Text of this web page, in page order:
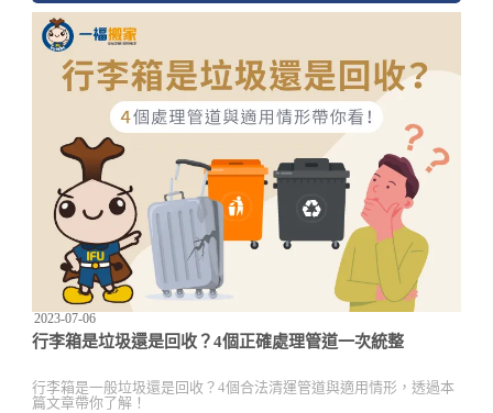
2023-07-06
行李箱是垃圾還是回收？4個正確處理管道一次統整
行李箱是一般垃圾還是回收？4個合法清運管道與適用情形，透過本
篇文章帶你了解！